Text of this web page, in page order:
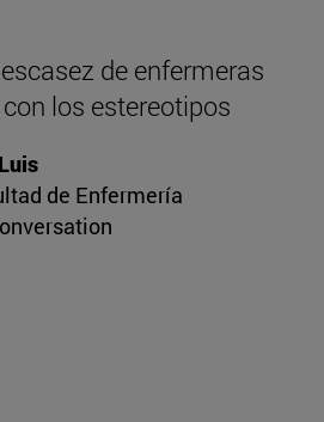
de enfermeras
los estereotipos
de Enfermería